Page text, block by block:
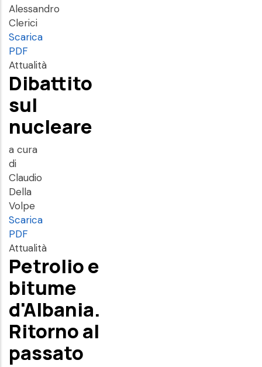
Alessandro
Clerici
Scarica
PDF
Attualità
Dibattito
sul
nucleare
a cura
di
Claudio
Della
Volpe
Scarica
PDF
Attualità
Petrolio e
bitume
d'Albania.
Ritorno al
passato